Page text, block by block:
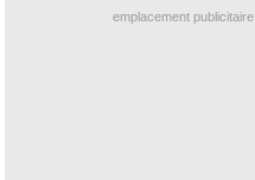
emplacement publicitaire